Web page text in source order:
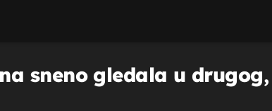
sneno gledala u